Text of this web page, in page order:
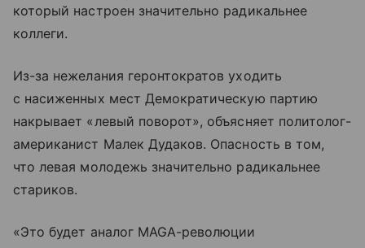
который настроен значительно радикальнее
коллеги.
Из-за нежелания геронтократов уходить
с насиженных мест Демократическую партию
накрывает «левый поворот», объясняет политолог-
американист Малек Дудаков. Опасность в том,
что левая молодежь значительно радикальнее
стариков.
«Это будет аналог MAGA-революции